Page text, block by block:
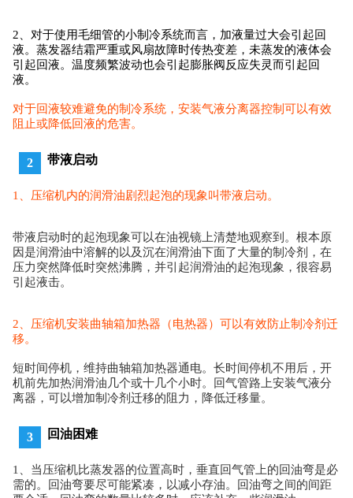
2、对于使用毛细管的小制冷系统而言，加液量过大会引起回
液。蒸发器结霜严重或风扇故障时传热变差，未蒸发的液体会
引起回液。温度频繁波动也会引起膨胀阀反应失灵而引起回
液。
对于回液较难避免的制冷系统，安装气液分离器控制可以有效
阻止或降低回液的危害。
2 带液启动
1、压缩机内的润滑油剧烈起泡的现象叫带液启动。
带液启动时的起泡现象可以在油视镜上清楚地观察到。根本原
因是润滑油中溶解的以及沉在润滑油下面了大量的制冷剂，在
压力突然降低时突然沸腾，并引起润滑油的起泡现象，很容易
引起液击。
2、压缩机安装曲轴箱加热器（电热器）可以有效防止制冷剂迁
移。
短时间停机，维持曲轴箱加热器通电。 长时间停机不用后，开
机前先加热润滑油几个或十几个小时。
回气管路上安装气液分
离器，可以增加制冷剂迁移的阻力，降低迁移量。
3 回油困难
1、当压缩机比蒸发器的位置高时，垂直回气管上的回油弯是必
需的。
回油弯要尽可能紧凑，以减小存油。
回油弯之间的间距